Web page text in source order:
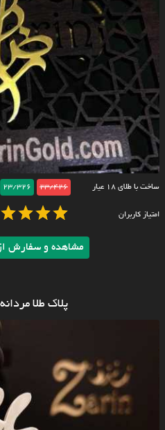
ساخت با طلای ۱۸ عیار 23/426
23/326
امتیاز کاربران
مشاهده و سفارش
پلاک طلا